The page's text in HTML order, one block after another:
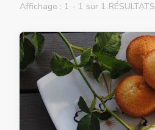
Affichage : 1 - 1 sur 1 RÉSULTATS